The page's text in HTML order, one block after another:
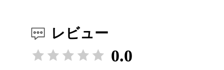
レビュー
0.0